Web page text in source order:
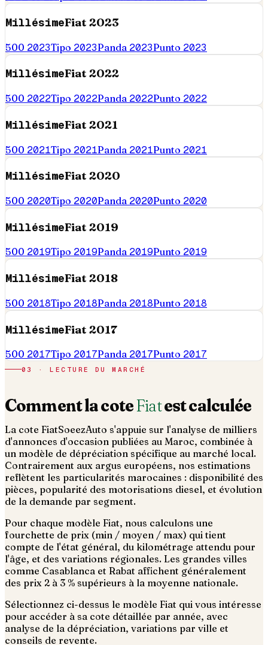
MillésimeFiat 2023
500 2023Tipo 2023Panda 2023Punto 2023
MillésimeFiat 2022
500 2022Tipo 2022Panda 2022Punto 2022
MillésimeFiat 2021
500 2021Tipo 2021Panda 2021Punto 2021
MillésimeFiat 2020
500 2020Tipo 2020Panda 2020Punto 2020
MillésimeFiat 2019
500 2019Tipo 2019Panda 2019Punto 2019
MillésimeFiat 2018
500 2018Tipo 2018Panda 2018Punto 2018
MillésimeFiat 2017
500 2017Tipo 2017Panda 2017Punto 2017
03 · LECTURE DU MARCHÉ
Comment la coteFiatest calculée
La cote FiatSoeezAuto s'appuie sur l'analyse de milliers
d'annonces d'occasion publiées au Maroc, combinée à
un modèle de dépréciation spécifique au marché local.
Contrairement aux argus européens, nos estimations
reflètent les particularités marocaines : disponibilité des
pièces, popularité des motorisations diesel, et évolution
de la demande par segment.
Pour chaque modèle Fiat, nous calculons une
fourchette de prix (min / moyen / max) qui tient
compte de l'état général, du kilométrage attendu pour
l'âge, et des variations régionales. Les grandes villes
comme Casablanca et Rabat affichent généralement
des prix 2 à 3 % supérieurs à la moyenne nationale.
Sélectionnez ci-dessus le modèle Fiat qui vous intéresse
pour accéder à sa cote détaillée par année, avec
analyse de la dépréciation, variations par ville et
conseils de revente.